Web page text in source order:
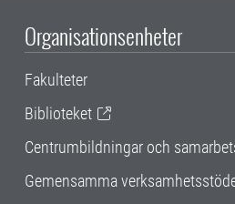
Organisationsenheter
Fakulteter
Biblioteket
Centrumbildningar och
Gemensamma